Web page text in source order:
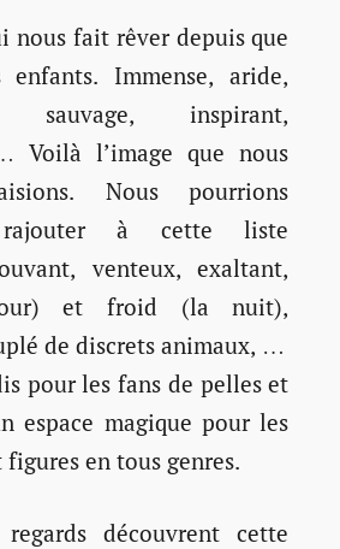
nous fait rêver depuis que
enfants. Immense, aride,
sauvage, inspirant,
Voilà l’image que nous
Nous pourrions
rajouter à cette liste
venteux, exaltant,
et froid (la nuit),
de discrets animaux, …
pour les fans de pelles et
espace magique pour les
en tous genres.
découvrent cette